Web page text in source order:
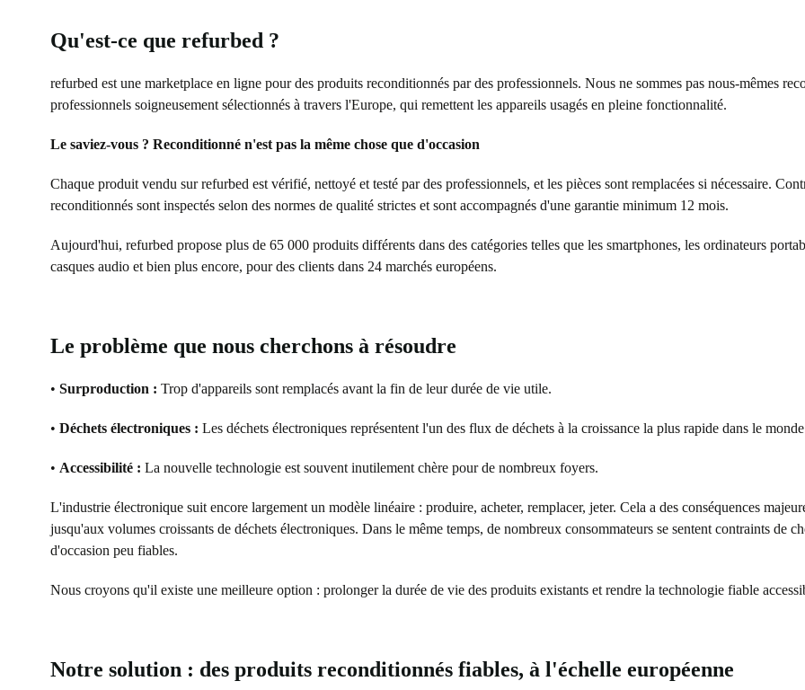
Qu'est-ce que refurbed ?
refurbed est une marketplace en ligne pour des produits reconditionnés par des professionnels. Nous ne sommes pas nous-mêmes
professionnels soigneusement sélectionnés à travers l'Europe, qui remettent les appareils usagés en pleine fonctionnalité.
Le saviez-vous ? Reconditionné n'est pas la même chose que d'occasion
Chaque produit vendu sur refurbed est vérifié, nettoyé et testé par des professionnels, et les pièces sont remplacées si nécessaire.
reconditionnés sont inspectés selon des normes de qualité strictes et sont accompagnés d'une garantie minimum 12 mois.
Aujourd'hui, refurbed propose plus de 65 000 produits différents dans des catégories telles que les smartphones, les ordinateurs
casques audio et bien plus encore, pour des clients dans 24 marchés européens.
Le problème que nous cherchons à résoudre
• Surproduction : Trop d'appareils sont remplacés avant la fin de leur durée de vie utile.
• Déchets électroniques : Les déchets électroniques représentent l'un des flux de déchets à la croissance la plus rapide dans le
• Accessibilité : La nouvelle technologie est souvent inutilement chère pour de nombreux foyers.
L'industrie électronique suit encore largement un modèle linéaire : produire, acheter, remplacer, jeter. Cela a des conséquences
jusqu'aux volumes croissants de déchets électroniques. Dans le même temps, de nombreux consommateurs se sentent contraints de
d'occasion peu fiables.
Nous croyons qu'il existe une meilleure option : prolonger la durée de vie des produits existants et rendre la technologie fiable
Notre solution : des produits reconditionnés fiables, à l'échelle européenne